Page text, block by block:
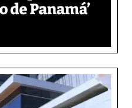
de Panamá’